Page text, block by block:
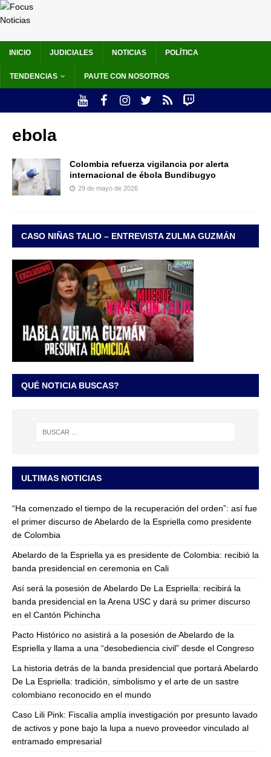
INICIO JUDICIALES NOTICIAS POLÍTICA
TENDENCIAS PAUTE CON NOSOTROS
ebola
Colombia refuerza vigilancia por alerta
internacional de ébola Bundibugyo
29 de mayo de 2026
CASO NIÑAS TALIO – ENTREVISTA ZULMA GUZMÁN
QUÉ NOTICIA BUSCAS?
ULTIMAS NOTICIAS
“Ha comenzado el tiempo de la recuperación del orden”: así fue
el primer discurso de Abelardo de la Espriella como presidente
de Colombia
Abelardo de la Espriella ya es presidente de Colombia: recibió la
banda presidencial en ceremonia en Cali
Así será la posesión de Abelardo De La Espriella: recibirá la
banda presidencial en la Arena USC y dará su primer discurso
en el Cantón Pichincha
Pacto Histórico no asistirá a la posesión de Abelardo de la
Espriella y llama a una “desobediencia civil” desde el Congreso
La historia detrás de la banda presidencial que portará Abelardo
De La Espriella: tradición, simbolismo y el arte de un sastre
colombiano reconocido en el mundo
Caso Lili Pink: Fiscalía amplía investigación por presunto lavado
de activos y pone bajo la lupa a nuevo proveedor vinculado al
entramado empresarial